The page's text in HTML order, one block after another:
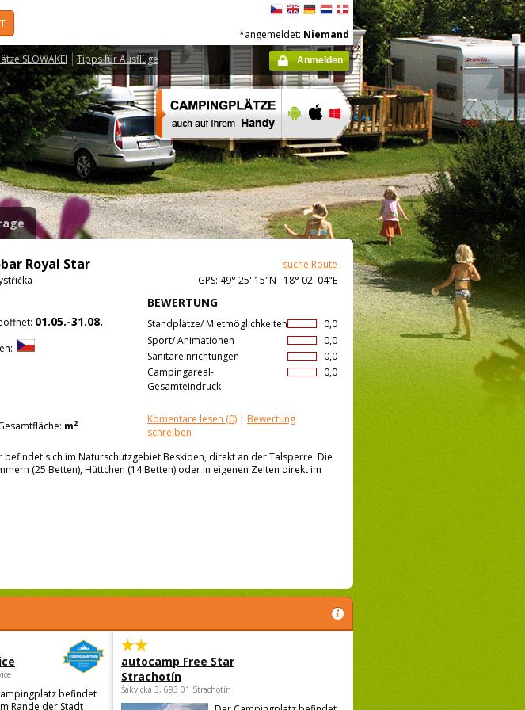
SLOWAKEI Tipps für Ausflüge
*angemeldet: Niemand
Anmelden
Royal Star
suche Route
GPS: 49° 25' 15"N 18° 02' 04"E
BEWERTUNG
0,0
Standplätze/ Mietmöglichkeiten
0,0
Sport/ Animationen
0,0
Sanitäreinrichtungen
0,0
Campingareal-
Gesamteindruck
Komentare lesen (0) | Bewertung
schreiben
01.05.-31.08.
m2
befindet sich im Naturschutzgebiet Beskiden, direkt an der Talsperre. Die
(25 Betten), Hüttchen (14 Betten) oder in eigenen Zelten direkt im
befindet
Rande der Stadt
autocamp Free Star
Strachotín
Šakvická 3, 693 01 Strachotín